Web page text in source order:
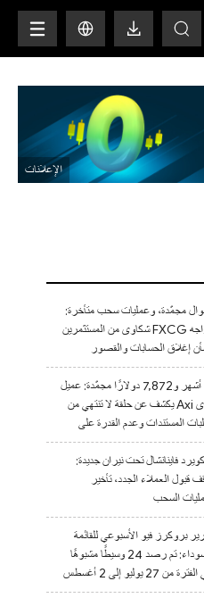
مجمّدة، وعمليات سحب متأخرة:
تواجه FXCG شكاوى من المستثمرين
إغلاق الحسابات والقصور
8 أشهر و7,872 دولارًا مجمّدة: عميل
لدى Axi يكشف عن حلقة لا تنتهي من
المستندات وعدم القدرة على
فاينانشال تحت نيران جديدة:
قبول العملاء الجدد، تأخير
السحب
بروكرز فيو الأسبوعي للقائمة
السوداء: تم رصد 24 وسيطًا مشبوهًا
في الفترة من 27 يوليو إلى 2 أغسطس